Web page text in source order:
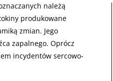
należą
produkowane
zmian. Jego
zapalnego. Oprócz
incydentów sercowo-